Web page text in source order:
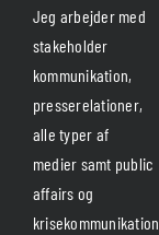
Jeg arbejder med
stakeholder
kommunikation,
presserelationer,
alle typer af
medier samt public
affairs og
krisekommunikation.